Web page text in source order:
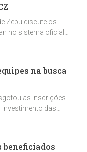
Zebu discute os
no sistema oficial
expansão na
na busca
as inscrições
investimento das
Crioulos voltados
beneficiados